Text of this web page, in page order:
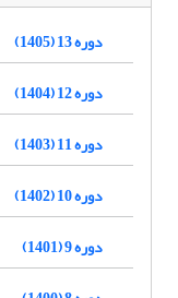
دوره 13 (1405)
دوره 12 (1404)
دوره 11 (1403)
دوره 10 (1402)
دوره 9 (1401)